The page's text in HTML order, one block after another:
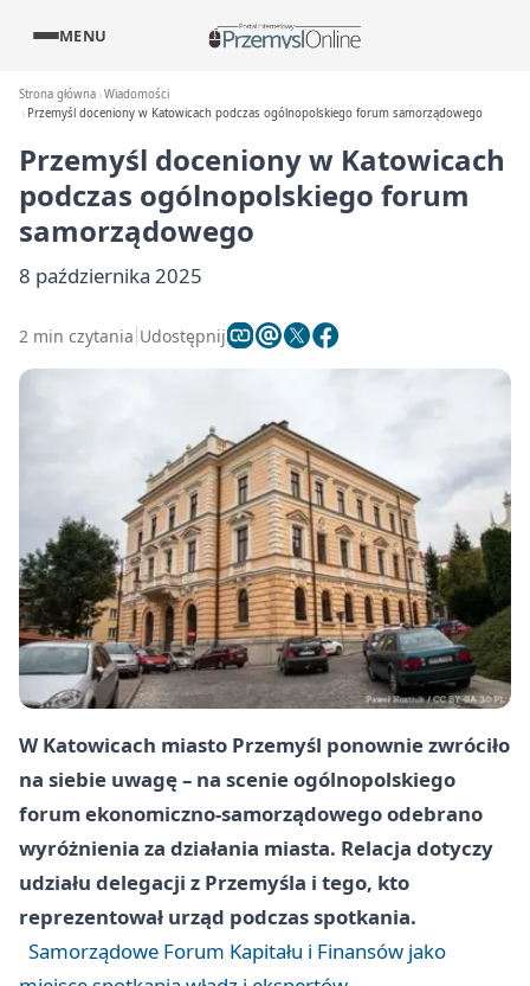
MENU
Strona główna Wiadomości
Przemyśl doceniony w Katowicach podczas ogólnopolskiego forum samorządowego
Przemyśl doceniony w Katowicach
podczas ogólnopolskiego forum
samorządowego
8 października 2025
2 min czytania Udostępnij
W Katowicach miasto Przemyśl ponownie zwróciło
na siebie uwagę – na scenie ogólnopolskiego
forum ekonomiczno-samorządowego odebrano
wyróżnienia za działania miasta. Relacja dotyczy
udziału delegacji z Przemyśla i tego, kto
reprezentował urząd podczas spotkania.
Samorządowe Forum Kapitału i Finansów jako